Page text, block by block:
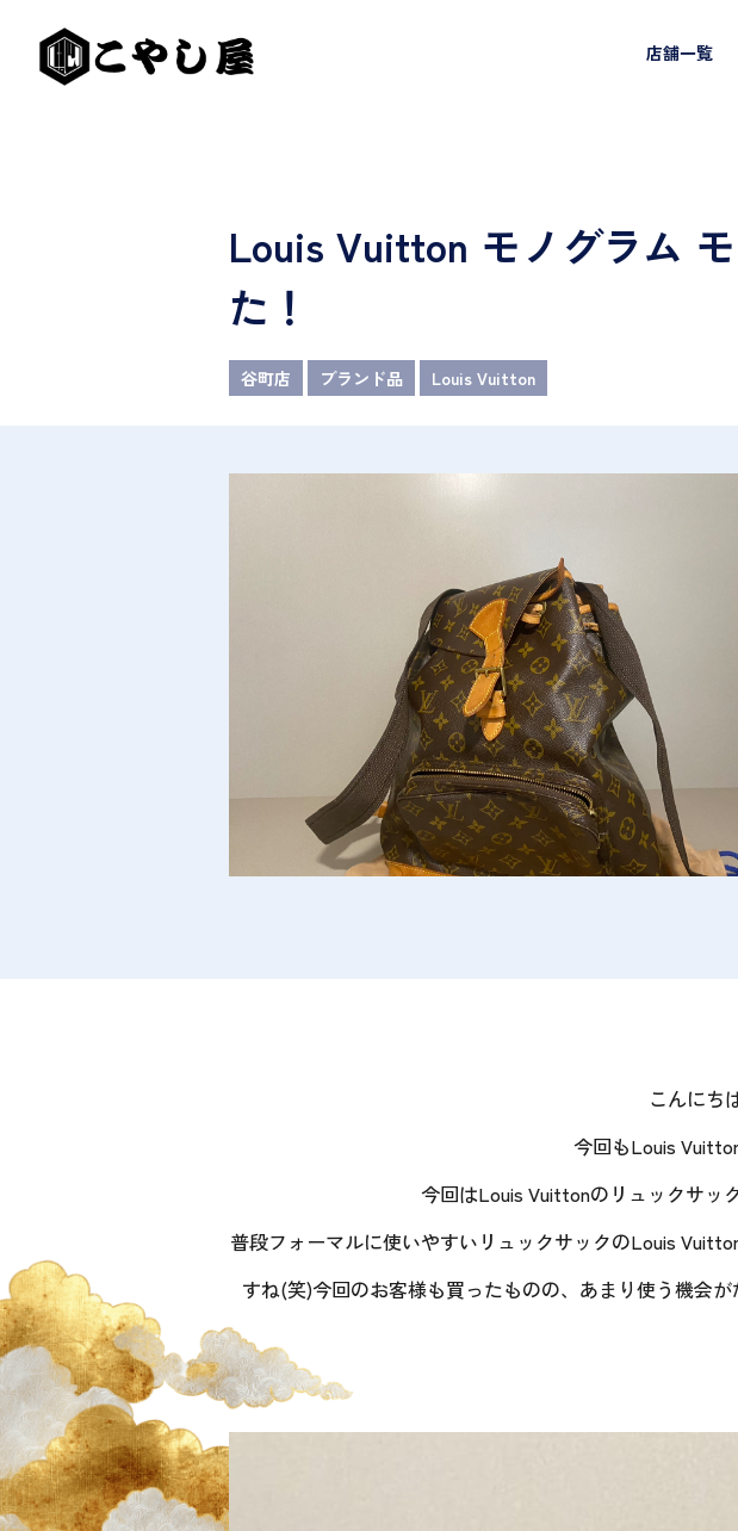
店舗一覧
Louis Vuitton モノグラム
た！
谷町店 ブランド品 Louis Vuitton
こんにち
今回もLouis
今回はLouis Vuittonのリュックサッ
普段フォーマルに使いやすいリュックサックのLouis
すね(笑)今回のお客様も買ったものの、あまり使う機会